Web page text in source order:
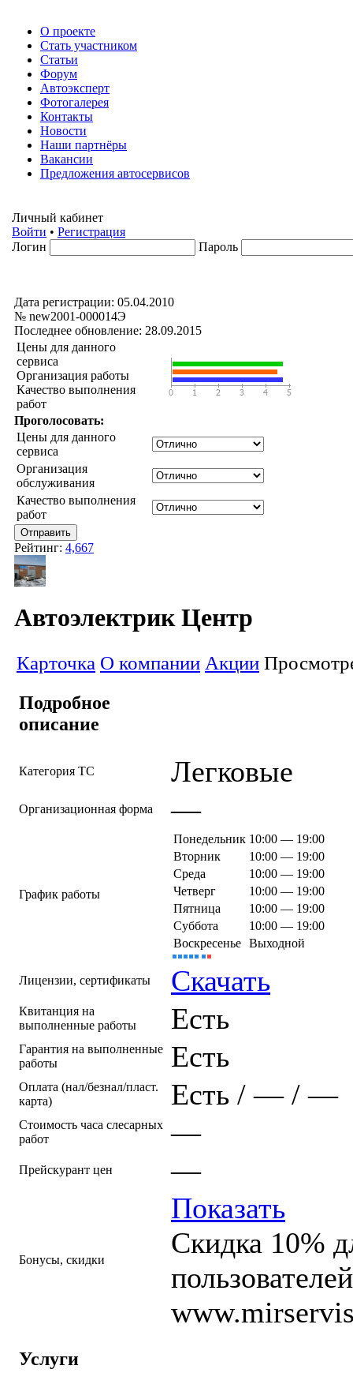
О проекте
Стать участником
Статьи
Форум
Автоэксперт
Фотогалерея
Контакты
Новости
Наши партнёры
Вакансии
Предложения автосервисов
Личный кабинет
Войти • Регистрация
Логин
Пароль
Дата регистрации: 05.04.2010
№ new2001-000014Э
Последнее обновление: 28.09.2015
Цены для данного
сервиса
Организация работы
Качество выполнения
работ
Проголосовать:
Цены для данного
сервиса
Организация
обслуживания
Качество выполнения
работ
Рейтинг: 4,667
Автоэлектрик Центр
Карточка О компании Акции
Подробное
описание
Категория ТС Легковые
Организационная форма —
График работы
Понедельник 10:00 — 19:00
Вторник
10:00 — 19:00
Среда
10:00 — 19:00
Четверг
10:00 — 19:00
Пятница
10:00 — 19:00
Суббота
10:00 — 19:00
Воскресенье Выходной
Лицензии, сертификаты Скачать
Квитанция на
выполненные работы
Есть
Гарантия на выполненные
работы
Есть
Оплата (нал/безнал/пласт.
карта)
Есть / — / —
Стоимость часа слесарных
работ
—
Прейскурант цен —
Бонусы, скидки
Показать
Скидка 10%
Услуги